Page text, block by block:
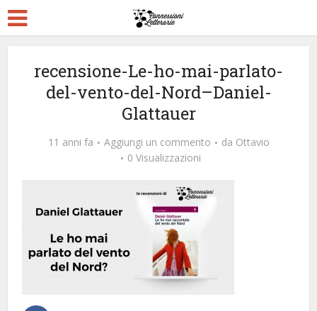
recensione-Le-ho-mai-parlato-
del-vento-del-Nord–Daniel-
Glattauer
11 anni fa Aggiungi un commento da Ottavio
0 Visualizzazioni